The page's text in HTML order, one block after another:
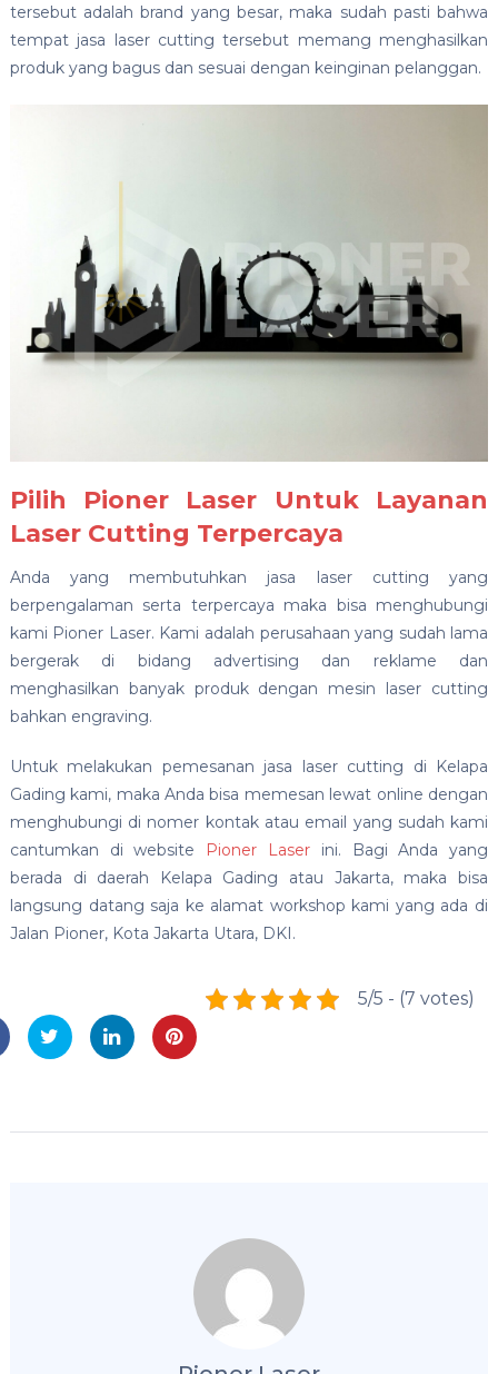
tersebut adalah brand yang besar, maka sudah pasti bahwa
tempat jasa laser cutting tersebut memang menghasilkan
produk yang bagus dan sesuai dengan keinginan pelanggan.
Pilih Pioner Laser Untuk Layanan
Laser Cutting Terpercaya
Anda yang membutuhkan jasa laser cutting yang
berpengalaman serta terpercaya maka bisa menghubungi
kami Pioner Laser. Kami adalah perusahaan yang sudah lama
bergerak di bidang advertising dan reklame dan
menghasilkan banyak produk dengan mesin laser cutting
bahkan engraving.
Untuk melakukan pemesanan jasa laser cutting di Kelapa
Gading kami, maka Anda bisa memesan lewat online dengan
menghubungi di nomer kontak atau email yang sudah kami
cantumkan di website Pioner Laser ini. Bagi Anda yang
berada di daerah Kelapa Gading atau Jakarta, maka bisa
langsung datang saja ke alamat workshop kami yang ada di
Jalan Pioner, Kota Jakarta Utara, DKI.
5/5 - (7 votes)